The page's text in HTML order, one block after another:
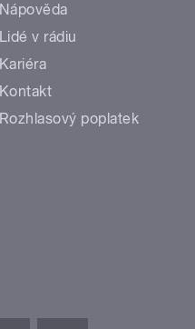
Nápověda
Lidé v rádiu
Kariéra
Kontakt
Rozhlasový poplatek